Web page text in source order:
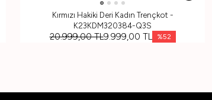
Kırmızı Hakiki Deri Kadın Trençkot -
K23KDM320384-Q3S
20.999,00TL9.999,00 TL %52